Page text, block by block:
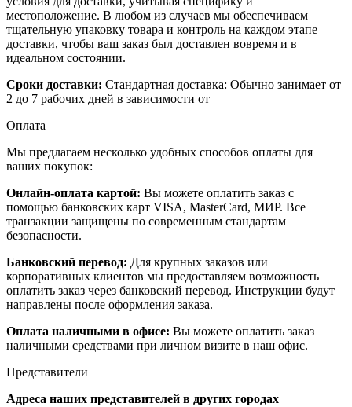
местоположение. В любом из случаев мы обеспечиваем
тщательную упаковку товара и контроль на каждом этапе
доставки, чтобы ваш заказ был доставлен вовремя и в
идеальном состоянии.
Сроки доставки: Стандартная доставка: Обычно занимает от
2 до 7 рабочих дней в зависимости от
Оплата
Мы предлагаем несколько удобных способов оплаты для
ваших покупок:
Онлайн-оплата картой: Вы можете оплатить заказ с
помощью банковских карт VISA, MasterCard, МИР. Все
транзакции защищены по современным стандартам
безопасности.
Банковский перевод: Для крупных заказов или
корпоративных клиентов мы предоставляем возможность
оплатить заказ через банковский перевод. Инструкции будут
направлены после оформления заказа.
Оплата наличными в офисе: Вы можете оплатить заказ
наличными средствами при личном визите в наш офис.
Представители
Адреса наших представителей в других городах